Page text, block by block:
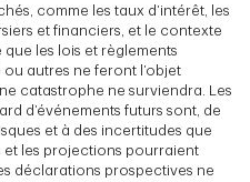
comme les taux d’intérêt, les
et financiers, et le contexte
les lois et règlements
autres ne feront l’objet
catastrophe ne surviendra. Les
d’événements futurs sont, de
et à des incertitudes que
et les projections pourraient
déclarations prospectives ne